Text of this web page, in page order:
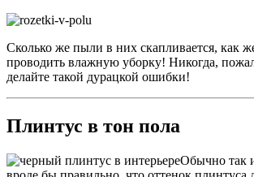
Сколько же пыли в них скапливается, как
проводить влажную уборку! Никогда,
делайте такой дурацкой ошибки!
Плинтус в тон пола
Обычно так